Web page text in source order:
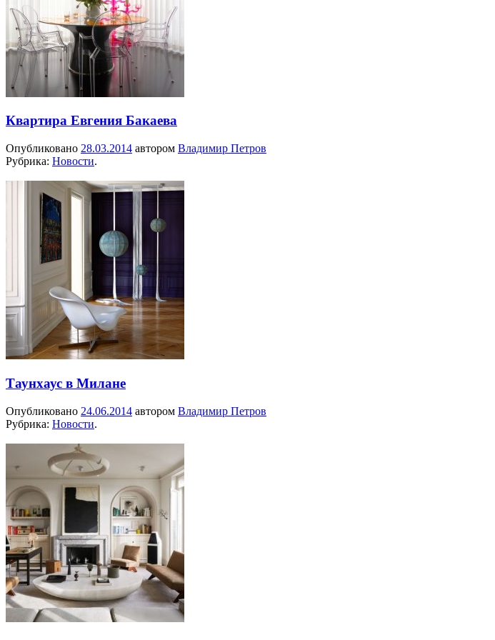
Квартира Евгения Бакаева
Опубликовано 28.03.2014 автором Владимир Петров
Рубрика: Новости.
Таунхаус в Милане
Опубликовано 24.06.2014 автором Владимир Петров
Рубрика: Новости.